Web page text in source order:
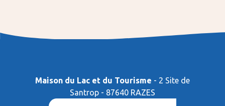
Maison du Lac et du Tourisme - 2 Site de
Santrop - 87640 RAZES